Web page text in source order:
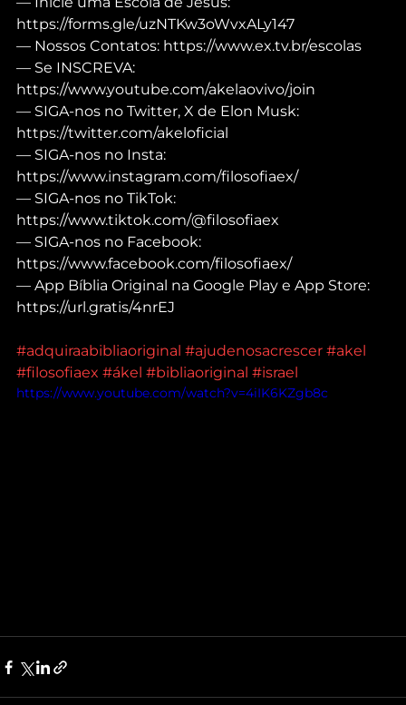
https://forms.gle/uzNTKw3oWvxALy147
— Nossos Contatos: https://www.ex.tv.br/escolas
— Se INSCREVA:
https://www.youtube.com/akelaovivo/join
— SIGA-nos no Twitter, X de Elon Musk:
https://twitter.com/akeloficial
— SIGA-nos no Insta:
https://www.instagram.com/filosofiaex/
— SIGA-nos no TikTok:
https://www.tiktok.com/@filosofiaex
— SIGA-nos no Facebook:
https://www.facebook.com/filosofiaex/
— App Bíblia Original na Google Play e App Store:
https://url.gratis/4nrEJ
#adquiraabibliaoriginal #ajudenosacrescer #akel
#filosofiaex #ákel #bibliaoriginal #israel
https://www.youtube.com/watch?v=4iIK6KZgb8c